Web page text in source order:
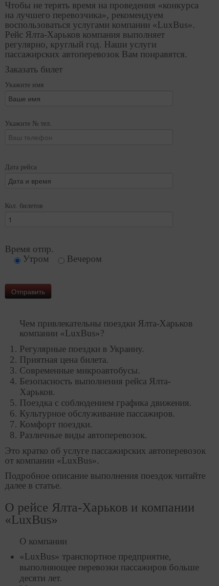
Чтобы не терять время на проведения «конкурса
на лучшего перевозчика», рекомендуем
воспользоваться услугами компании «LuxBus».
Рейс Ялта-Харьков компания выполняет
регулярно, круглый год. Наши услуги
пассажирских автоперевозок Вам понравятся.
Заказать билет
Укажите имя
Укажите № тел.
Дата рейса
Кол. билетов
Время отпр.
Утром
Вечером
Чем привлекательны поездки Ялта-Харьков
компании «LuxBus»?
Регулярные поездки в Украину.
Приятная цена билета.
Современные микроавтобусы.
Безопасность выполнения рейса Ялта-
Харьков.
Поездка с соблюдением графика движения.
Культурное обслуживание пассажиров.
Комфорт поездки.
Различные виды автоперевозок.
Это кратко об услуге пассажирских автоперевозок
от компании «LuxBus».
Подробное описание выполнения поездок читайте
далее в статье.
О рейсе Ялта-Харьков и компании
«LuxBus»
О компании
«LuxBus» транспортное предприятие,
выполняющее перевозки пассажиров больше
десяти лет.